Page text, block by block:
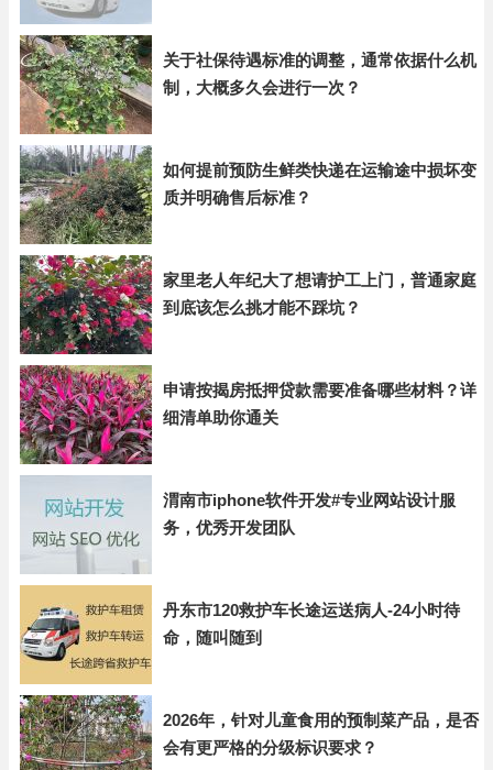
关于社保待遇标准的调整，通常依据什么机
制，大概多久会进行一次？
如何提前预防生鲜类快递在运输途中损坏变
质并明确售后标准？
家里老人年纪大了想请护工上门，普通家庭
到底该怎么挑才能不踩坑？
申请按揭房抵押贷款需要准备哪些材料？详
细清单助你通关
渭南市iphone软件开发#专业网站设计服
务，优秀开发团队
丹东市120救护车长途运送病人-24小时待
命，随叫随到
2026年，针对儿童食用的预制菜产品，是否
会有更严格的分级标识要求？